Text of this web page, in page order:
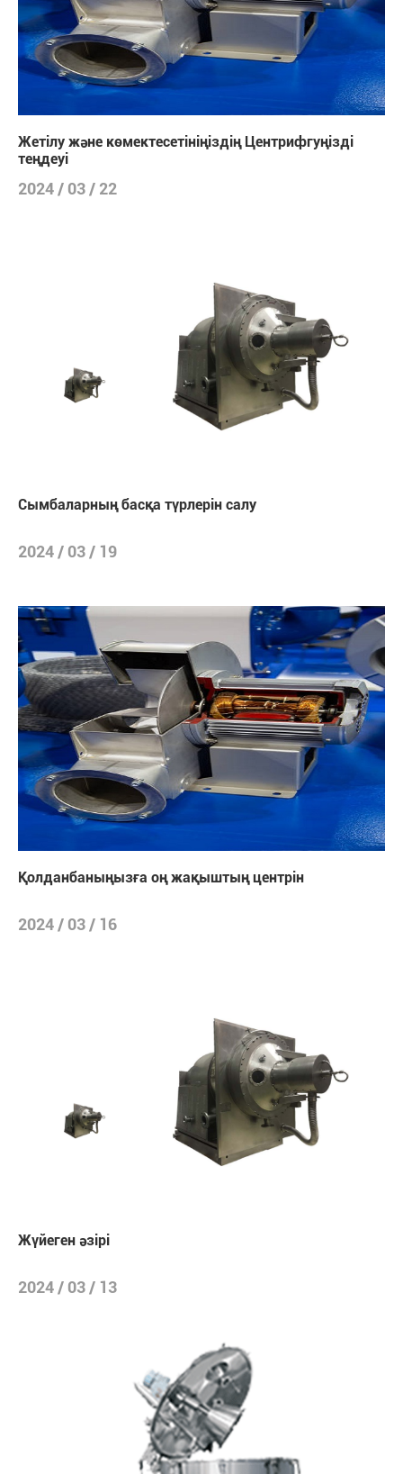
Жетілу және көмектесетініңіздің Центрифгуңізді
теңдеуі
2024 / 03 / 22
Сымбаларның басқа түрлерін салу
2024 / 03 / 19
Қолданбаныңызға оң жақыштың центрін
2024 / 03 / 16
Жүйеген әзірі
2024 / 03 / 13